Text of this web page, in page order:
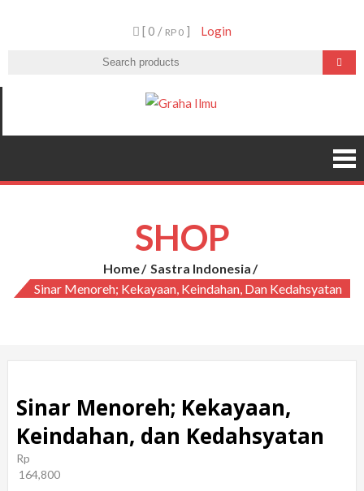
[ 0 / RP 0 ] Login
SHOP
Home
Sastra Indonesia
Sinar Menoreh; Kekayaan, Keindahan, Dan Kedahsyatan
Sinar Menoreh; Kekayaan,
Keindahan, dan Kedahsyatan
Rp
164,800